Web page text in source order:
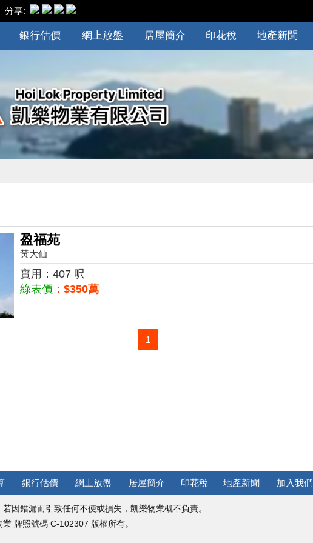
分享:
銀行估價 網上放盤 居屋簡介 印花稅 地產新聞
盈福苑
黃大仙
實用：407 呎
綠表價 ： $350萬
1
銀行估價 網上放盤 居屋簡介 印花稅 地產新聞 加入我們
因錯漏而引致任何不便或損失，凱樂物業概不負責。
牌照號碼 C-102307 版權所有。